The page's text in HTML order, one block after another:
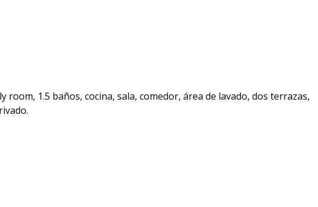
room, 1.5 baños, cocina, sala, comedor, área de lavado, dos terrazas,